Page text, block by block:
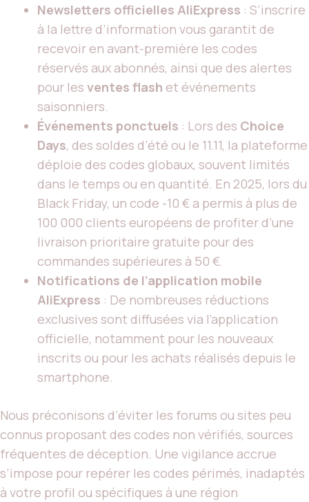
Newsletters officielles AliExpress : S’inscrire
à la lettre d’information vous garantit de
recevoir en avant-première les codes
réservés aux abonnés, ainsi que des alertes
pour les ventes flash et événements
saisonniers.
Événements ponctuels : Lors des Choice
Days, des soldes d’été ou le 11.11, la plateforme
déploie des codes globaux, souvent limités
dans le temps ou en quantité. En 2025, lors du
Black Friday, un code -10 € a permis à plus de
100 000 clients européens de profiter d’une
livraison prioritaire gratuite pour des
commandes supérieures à 50 €.
Notifications de l’application mobile
AliExpress : De nombreuses réductions
exclusives sont diffusées via l’application
officielle, notamment pour les nouveaux
inscrits ou pour les achats réalisés depuis le
smartphone.
Nous préconisons d’éviter les forums ou sites peu
connus proposant des codes non vérifiés, sources
fréquentes de déception. Une vigilance accrue
s’impose pour repérer les codes périmés, inadaptés
à votre profil ou spécifiques à une région